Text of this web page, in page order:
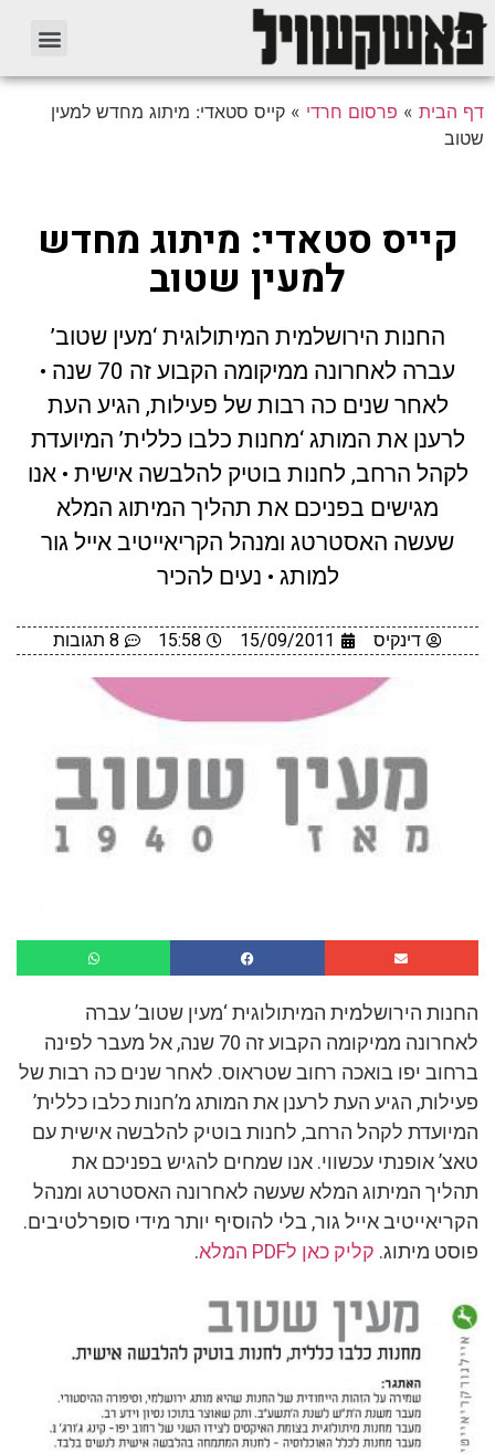
דף הבית » פרסום חרדי » קייס סטאדי: מיתוג מחדש למעין
שטוב
קייס סטאדי: מיתוג מחדש
למעין שטוב
החנות הירושלמית המיתולוגית ‘מעין שטוב’
עברה לאחרונה ממיקומה הקבוע זה 70 שנה •
לאחר שנים כה רבות של פעילות, הגיע העת
לרענן את המותג ‘מחנות כלבו כללית’ המיועדת
לקהל הרחב, לחנות בוטיק להלבשה אישית • אנו
מגישים בפניכם את תהליך המיתוג המלא
שעשה האסטרטג ומנהל הקריאייטיב אייל גור
למותג • נעים להכיר
דינקיס 15/09/2011
15:58 8 תגובות
החנות הירושלמית המיתולוגית ‘מעין שטוב’ עברה
לאחרונה ממיקומה הקבוע זה 70 שנה, אל מעבר לפינה
ברחוב יפו בואכה רחוב שטראוס. לאחר שנים כה רבות של
פעילות, הגיע העת לרענן את המותג מ’חנות כלבו כללית’
המיועדת לקהל הרחב, לחנות בוטיק להלבשה אישית עם
טאצ’ אופנתי עכשווי. אנו שמחים להגיש בפניכם את
תהליך המיתוג המלא שעשה לאחרונה האסטרטג ומנהל
הקריאייטיב אייל גור, בלי להוסיף יותר מידי סופרלטיבים.
פוסט מיתוג. קליק כאן לPDF המלא .